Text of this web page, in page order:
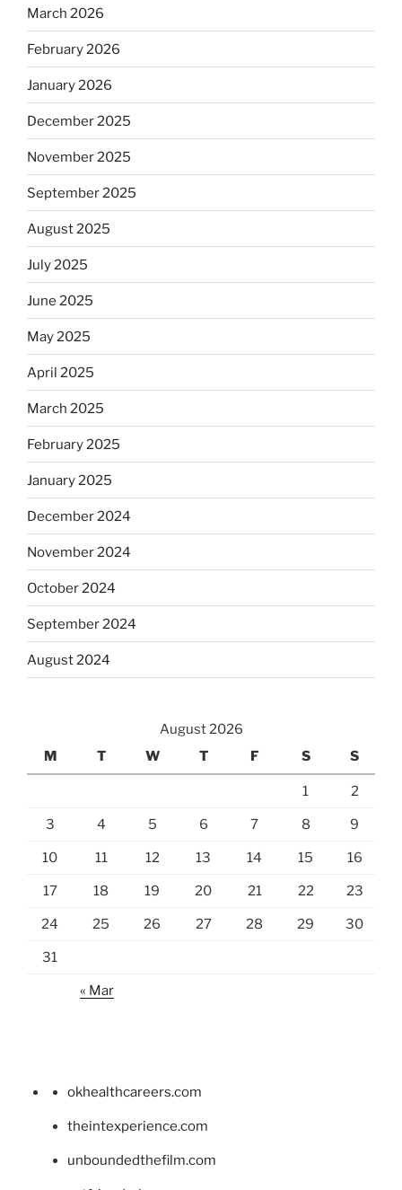
March 2026
February 2026
January 2026
December 2025
November 2025
September 2025
August 2025
July 2025
June 2025
May 2025
April 2025
March 2025
February 2025
January 2025
December 2024
November 2024
October 2024
September 2024
August 2024
August 2026
M
T W T F S S
1 2
3 4 5 6 7 8 9
10 11 12 13 14 15 16
17 18 19 20 21 22 23
24 25 26 27 28 29 30
31
« Mar
okhealthcareers.com
theintexperience.com
unboundedthefilm.com